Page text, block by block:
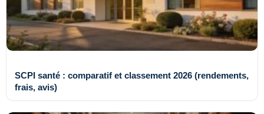
SCPI santé : comparatif et classement 2026 (rendements,
frais, avis)